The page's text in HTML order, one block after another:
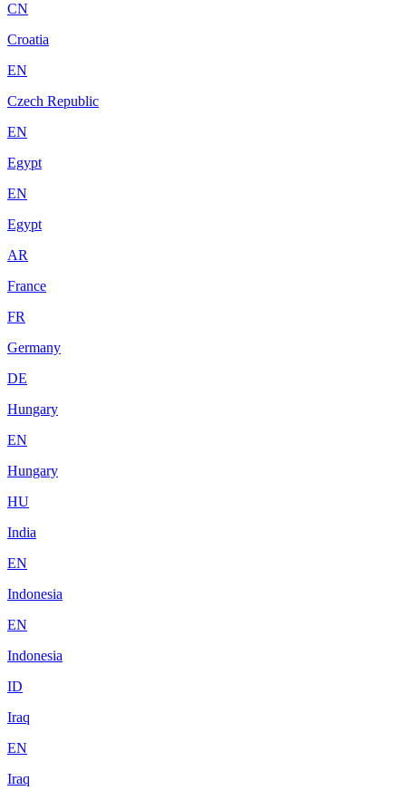
CN
Croatia
EN
Czech Republic
EN
Egypt
EN
Egypt
AR
France
FR
Germany
DE
Hungary
EN
Hungary
HU
India
EN
Indonesia
EN
Indonesia
ID
Iraq
EN
Iraq